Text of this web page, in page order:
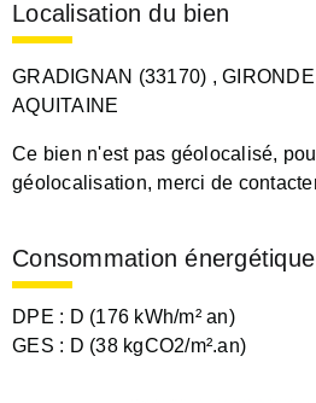
Localisation du bien
GRADIGNAN (33170) ,
AQUITAINE
Ce bien n'est pas géolocalisé,
géolocalisation, merci de
Consommation énergétique
DPE : D (176 kWh/m² an)
GES : D (38 kgCO2/m².an)